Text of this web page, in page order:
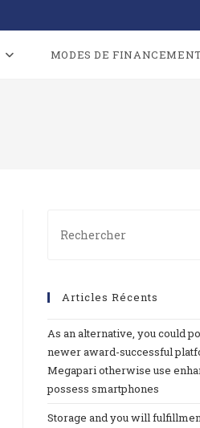
MODES DE
Articles Récents
As an alternative, you could
newer award-successful
Megapari otherwise use
possess smartphones
Storage and you will